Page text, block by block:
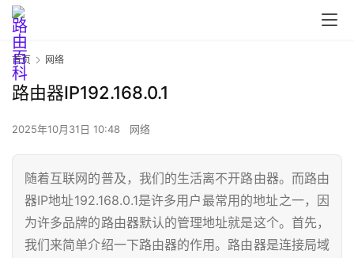
首
页
首页 网络
路由器IP192.168.0.1
2025年10月31日 10:48 网络
随着互联网的普及，我们的生活离不开路由器。而路由
器IP地址192.168.0.1是许多用户最常用的地址之一，因
为许多品牌的路由器默认的管理地址就是这个。首先，
我们来简单介绍一下路由器的作用。路由器是连接局域